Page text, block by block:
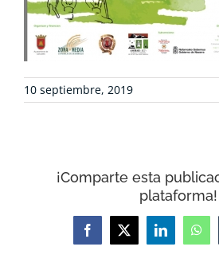
CONTACTO
CARRITO
10 septiembre, 2019
¡Comparte esta
plataforma!
Facebook
X LinkedIn